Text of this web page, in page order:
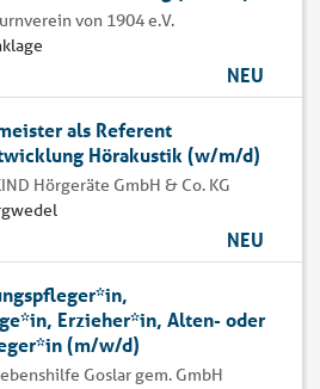
von 1904 e.V.
NEU
als Referent
Hörakustik (w/m/d)
Hörgeräte GmbH & Co. KG
NEU
Erzieher*in, Alten- oder
(m/w/d)
Goslar gem. GmbH